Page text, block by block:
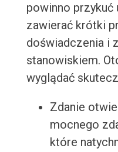
powinno przykuć
zawierać krótki
doświadczenia i
stanowiskiem.
wyglądać
Zdanie
mocnego
które